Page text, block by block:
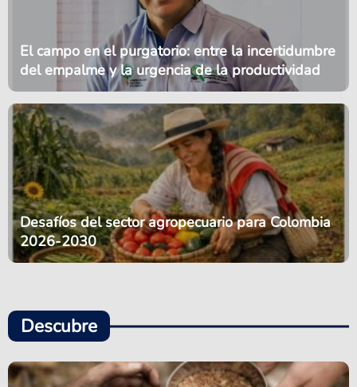
El campo en el purgatorio: entre la incertidumbre
del empalme y la urgencia de la productividad
Desafíos del sector agropecuario para Colombia
2026-2030
Descubre